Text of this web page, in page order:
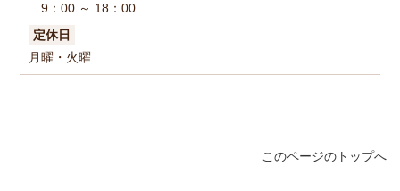
9：00 ～ 18：00
定休日
月曜・火曜
このページのトップへ